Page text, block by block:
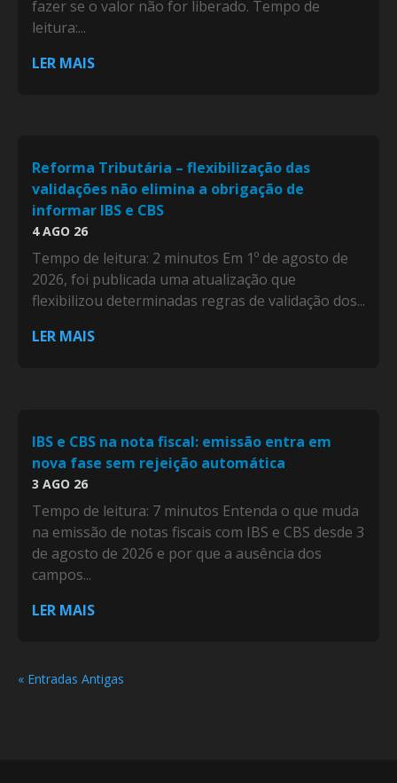
fazer se o valor não for liberado. Tempo de
leitura:...
LER MAIS
Reforma Tributária – flexibilização das
validações não elimina a obrigação de
informar IBS e CBS
4 AGO 26
Tempo de leitura: 2 minutos Em 1º de agosto de
2026, foi publicada uma atualização que
flexibilizou determinadas regras de validação dos...
LER MAIS
IBS e CBS na nota fiscal: emissão entra em
nova fase sem rejeição automática
3 AGO 26
Tempo de leitura: 7 minutos Entenda o que muda
na emissão de notas fiscais com IBS e CBS desde 3
de agosto de 2026 e por que a ausência dos
campos...
LER MAIS
« Entradas Antigas